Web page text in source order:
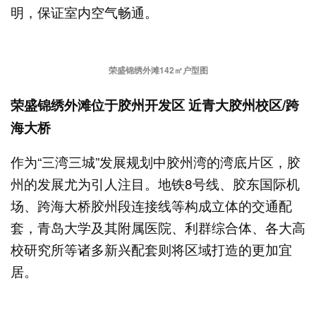
明，保证室内空气畅通。
荣盛锦绣外滩142㎡户型图
荣盛锦绣外滩位于胶州开发区 近青大胶州校区/跨
海大桥
作为“三湾三城”发展规划中胶州湾的湾底片区，胶
州的发展尤为引人注目。地铁8号线、胶东国际机
场、跨海大桥胶州段连接线等构成立体的交通配
套，青岛大学及其附属医院、利群综合体、各大高
校研究所等诸多新兴配套则将区域打造的更加宜
居。